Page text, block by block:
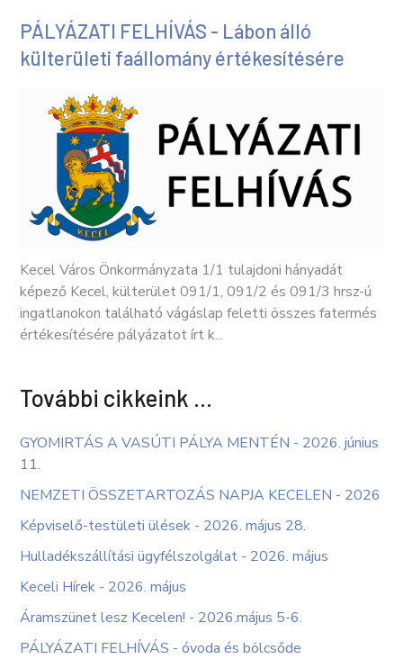
PÁLYÁZATI FELHÍVÁS - Lábon álló
külterületi faállomány értékesítésére
Kecel Város Önkormányzata 1/1 tulajdoni hányadát
képező Kecel, külterület 091/1, 091/2 és 091/3 hrsz-ú
ingatlanokon található vágáslap feletti összes fatermés
értékesítésére pályázatot írt k...
További cikkeink …
GYOMIRTÁS A VASÚTI PÁLYA MENTÉN - 2026. június
11.
NEMZETI ÖSSZETARTOZÁS NAPJA KECELEN - 2026
Képviselő-testületi ülések - 2026. május 28.
Hulladékszállítási ügyfélszolgálat - 2026. május
Keceli Hírek - 2026. május
Áramszünet lesz Kecelen! - 2026.május 5-6.
PÁLYÁZATI FELHÍVÁS - óvoda és bölcsőde